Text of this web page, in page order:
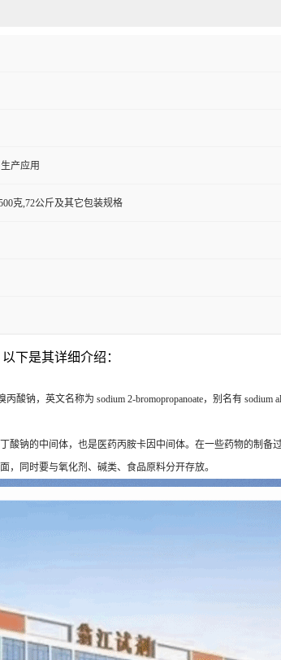
产应用
克,72公斤及其它包装规格
下是其详细介绍：
钠，英文名称为 sodium 2-bromopropanoate，别名有 sodium
钠的中间体，也是医药丙胺卡因中间体。在一些药物的制备
，同时要与氧化剂、碱类、食品原料分开存放。